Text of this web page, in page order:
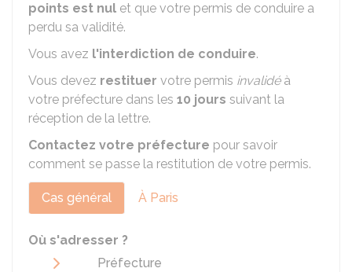
points est nul et que votre permis de conduire a
perdu sa validité.
Vous avez l'interdiction de conduire.
Vous devez restituer votre permis invalidéà
votre préfecture dans les 10 jours suivant la
réception de la lettre.
Contactez votre préfecture pour savoir
comment se passe la restitution de votre permis.
Cas général À Paris
Où s'adresser ?
Préfecture